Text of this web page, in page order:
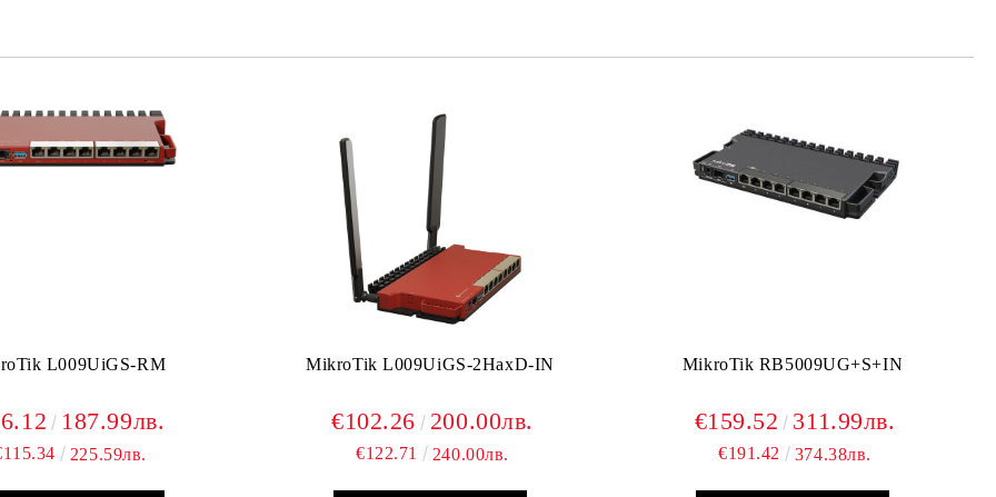
L009UiGS-RM
187.99лв.
225.59лв.
MikroTik L009UiGS-2HaxD-IN
€102.26 200.00лв.
€122.71 240.00лв.
MikroTik RB5009UG+S+IN
€159.52 311.99лв.
€191.42 374.38лв.